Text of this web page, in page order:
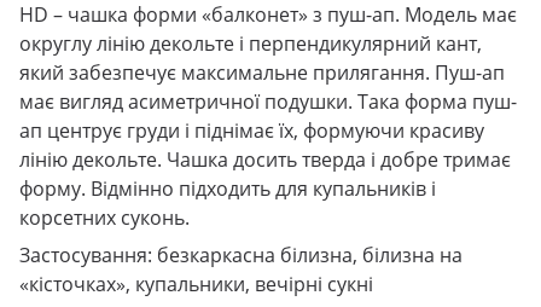
HD – чашка форми «балконет» з пуш-ап. Модель має
округлу лінію декольте і перпендикулярний кант,
який забезпечує максимальне прилягання. Пуш-ап
має вигляд асиметричної подушки. Така форма пуш-
ап центрує груди і піднімає їх, формуючи красиву
лінію декольте. Чашка досить тверда і добре тримає
форму. Відмінно підходить для купальників і
корсетних суконь.
Застосування: безкаркасна білизна, білизна на
«кісточках», купальники, вечірні сукні